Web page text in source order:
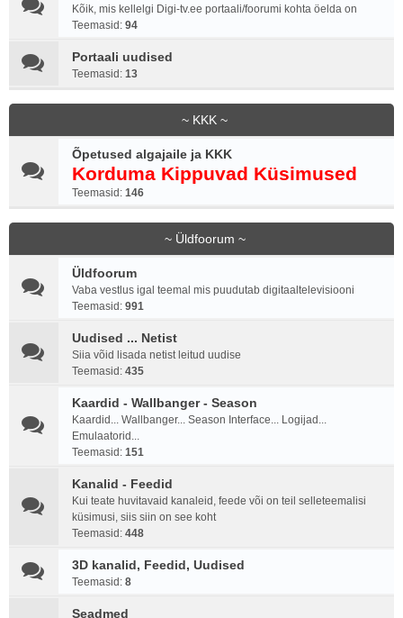
Kõik, mis kellelgi Digi-tv.ee portaali/foorumi kohta öelda on
Teemasid: 94
Portaali uudised
Teemasid: 13
~ KKK ~
Õpetused algajaile ja KKK
Korduma Kippuvad Küsimused
Teemasid: 146
~ Üldfoorum ~
Üldfoorum
Vaba vestlus igal teemal mis puudutab digitaaltelevisiooni
Teemasid: 991
Uudised ... Netist
Siia võid lisada netist leitud uudise
Teemasid: 435
Kaardid - Wallbanger - Season
Kaardid... Wallbanger... Season Interface... Logijad...
Emulaatorid...
Teemasid: 151
Kanalid - Feedid
Kui teate huvitavaid kanaleid, feede või on teil selleteemalisi
küsimusi, siis siin on see koht
Teemasid: 448
3D kanalid, Feedid, Uudised
Teemasid: 8
Seadmed